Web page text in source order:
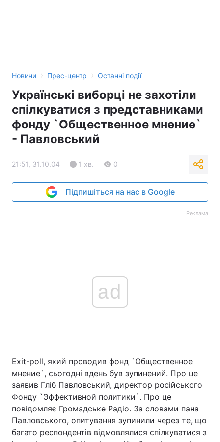
Новини › Прес-центр › Останні події
Українські виборці не захотіли
спілкуватися з представниками
фонду `Общественное мнение`
- Павловський
21:51, 31.10.04 1 хв. 0
Підпишіться на нас в Google
Реклама
ad
Exit-poll, який проводив фонд `Общественное
мнение`, сьогодні вдень був зупинений. Про це
заявив Гліб Павловський, директор російського
Фонду `Эффективной политики`. Про це
повідомляє Громадське Радіо. За словами пана
Павловського, опитування зупинили через те, що
багато респондентів відмовлялися спілкуватися з